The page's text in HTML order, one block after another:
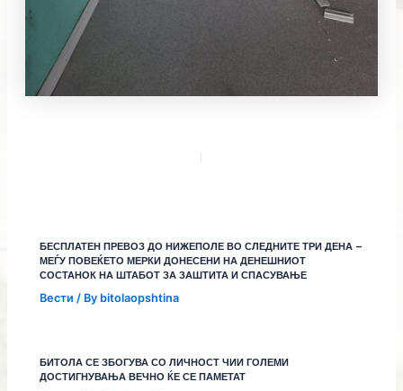
БЕСПЛАТЕН ПРЕВОЗ ДО НИЖЕПОЛЕ ВО СЛЕДНИТЕ ТРИ ДЕНА –
МЕЃУ ПОВЕЌЕТО МЕРКИ ДОНЕСЕНИ НА ДЕНЕШНИОТ
СОСТАНОК НА ШТАБОТ ЗА ЗАШТИТА И СПАСУВАЊЕ
Вести / By bitolaopshtina
БИТОЛА СЕ ЗБОГУВА СО ЛИЧНОСТ ЧИИ ГОЛЕМИ
ДОСТИГНУВАЊА ВЕЧНО ЌЕ СЕ ПАМЕТАТ